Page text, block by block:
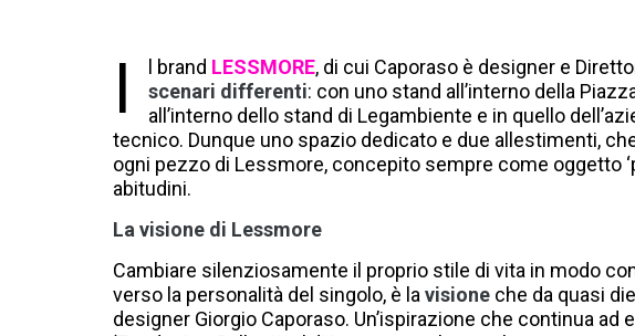
I l brand LESSMORE, di cui Caporaso è designer e
scenari differenti: con uno stand all’interno della
all’interno dello stand di Legambiente e in quello
tecnico. Dunque uno spazio dedicato e due allestimenti,
ogni pezzo di Lessmore, concepito sempre come oggetto
abitudini.
La visione di Lessmore
Cambiare silenziosamente il proprio stile di vita in modo
verso la personalità del singolo, è la visione che da quasi
designer Giorgio Caporaso. Un’ispirazione che continua ad